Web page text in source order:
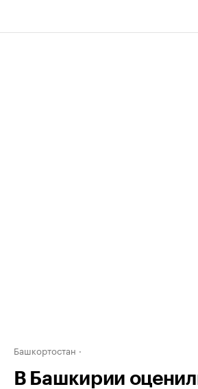
Башкортостан
В Башкирии